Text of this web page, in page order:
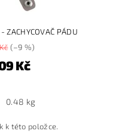
ZACHYCOVAČ PÁDU
(–9 %)
Kč
0.48 kg
k této položce.